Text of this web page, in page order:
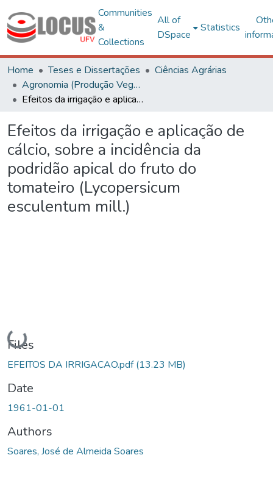
Communities
&
Collections
All of
DSpace
Statistics
Home Teses e Dissertações
Ciências Agrárias
Agronomia (Produção Vegetal) - CRP
Efeitos da irrigação e aplicação de cálcio, sobre a incidência da podridão apical do fruto do tomateiro (Lycopersicum esculentum mill.)
Efeitos da irrigação e aplicação de
cálcio, sobre a incidência da
podridão apical do fruto do
tomateiro (Lycopersicum
esculentum mill.)
Loading...
Files
EFEITOS DA IRRIGACAO.pdf(13.23 MB)
Date
1961-01-01
Authors
Soares, José de Almeida Soares